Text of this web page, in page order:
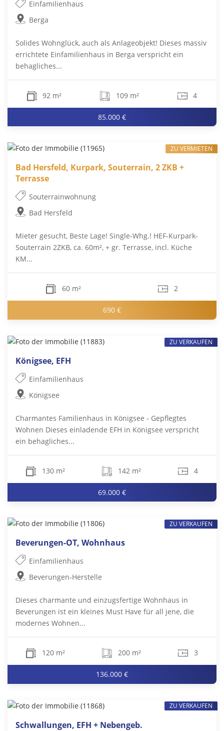
Einfamilienhaus
Berga
Solides Wohnglück, auch als Anlageobjekt! Dieses massiv
errichtete Einfamilienhaus in Berga verspricht ein
behagliches...
92 m² 109 m² 4
85.000 €
Bad Hersfeld, Kurpark, Souterrain, 2 ZKB +
Terrasse
Souterrainwohnung
Bad Hersfeld
Mieter gesucht, Beste Lage! Single-Whg.! HEF-Kurpark-
Souterrain 2ZKB, ca. 60m², + gr. Terrasse, incl. Küche
KM...
60 m² 2
690 €
ZU VERMIETEN
Königsee, EFH
Einfamilienhaus
Königsee
Charmantes Familienhaus in Königsee - Gepflegtes
Wohnen Dieses einladende EFH in Königsee verspricht
ein behagliches...
130 m² 142 m² 4
69.000 €
ZU VERKAUFEN
Beverungen-OT, Wohnhaus
Einfamilienhaus
Beverungen-Herstelle
Dieses charmante und einzugsfertige Wohnhaus in
Beverungen ist ein kleines Must Have für all jene, die
modernes Wohnen...
120 m² 200 m² 3
136.000 €
ZU VERKAUFEN
Schwallungen, EFH + Nebengeb.
ZU VERKAUFEN